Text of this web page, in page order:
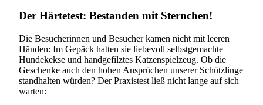
Der Härtetest: Bestanden mit Sternchen!
Die Besucherinnen und Besucher kamen nicht mit leeren
Händen: Im Gepäck hatten sie liebevoll selbstgemachte
Hundekekse und handgefilztes Katzenspielzeug. Ob die
Geschenke auch den hohen Ansprüchen unserer Schützlinge
standhalten würden? Der Praxistest ließ nicht lange auf sich
warten: